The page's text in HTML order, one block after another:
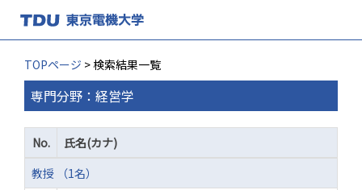
TOPページ > 検索結果一覧
専門分野：経営学
No.
氏名(カナ)
教授 （1名）